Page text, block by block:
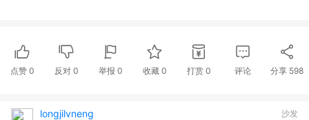
点赞 0 反对 0 举报 0 收藏 0 打赏 0 评论 分享 598
沙发
longjilvneng